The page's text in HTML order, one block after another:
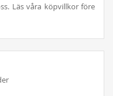
Läs våra köpvillkor före